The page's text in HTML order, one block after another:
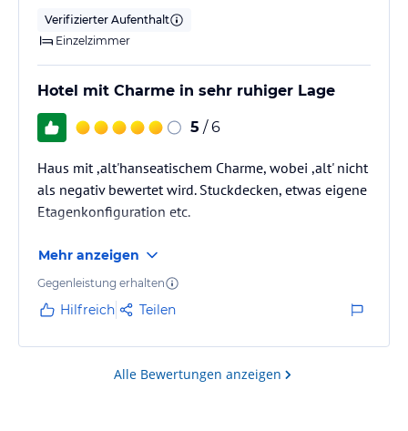
Verifizierter Aufenthalt
Einzelzimmer
Hotel mit Charme in sehr ruhiger Lage
5 / 6
Haus mit ,alt'hanseatischem Charme, wobei ,alt' nicht
als negativ bewertet wird. Stuckdecken, etwas eigene
Etagenkonfiguration etc.
Mehr anzeigen
Gegenleistung erhalten
Hilfreich Teilen
Alle Bewertungen anzeigen